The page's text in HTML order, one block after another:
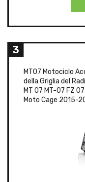
3
MT07 Motociclo
della Griglia del
MT 07 MT-07 FZ
Moto Cage 2015-